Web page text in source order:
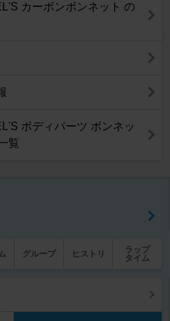
カーボンボンネット の
ボディパーツ ボンネッ
覧
グループ ヒストリ
ラップ
タイム